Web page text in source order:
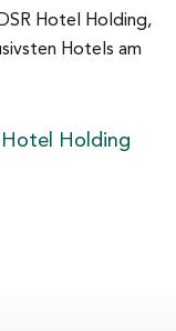
Hotel Holding,
Hotels am
Hotel Holding